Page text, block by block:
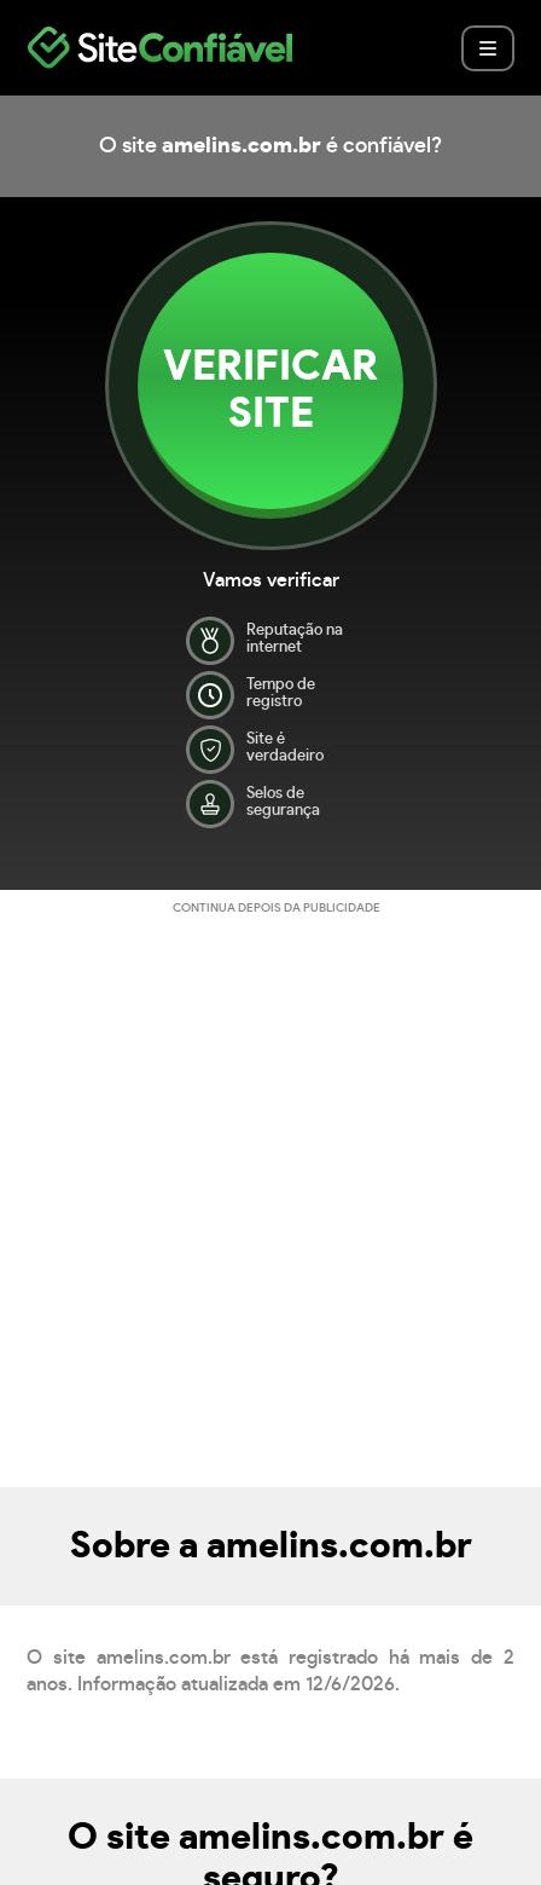
O site amelins.com.br é confiável?
VERIFICAR
SITE
Vamos verificar
Reputação na
internet
Tempo de
registro
Site é
verdadeiro
Selos de
segurança
CONTINUA DEPOIS DA PUBLICIDADE
Sobre a amelins.com.br
O site amelins.com.br está registrado há mais de 2
anos. Informação atualizada em 12/6/2026.
O site amelins.com.br é